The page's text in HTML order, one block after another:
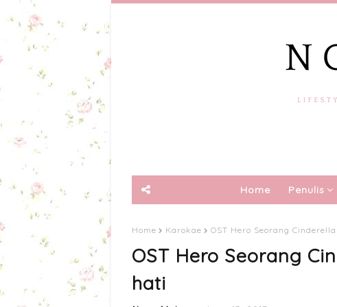
Home Penulis
Home Karokae OST Hero Seorang
OST Hero Seorang
hati